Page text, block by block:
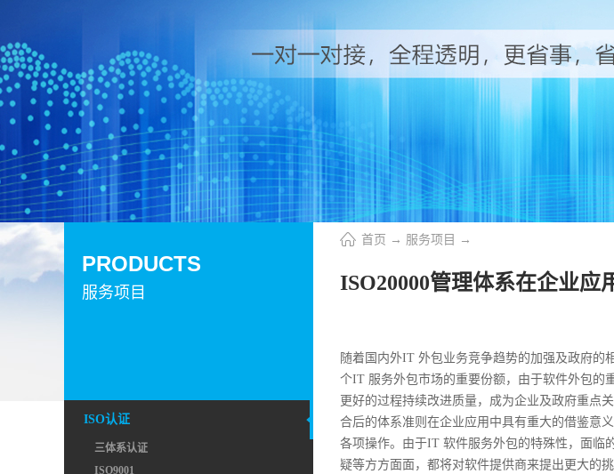
服务项目
PRODUCTS
ISO认证
三体系认证
ISO9001
首页 → 服务项目 →
ISO20000管理体系在企业应
随着国内外IT 外包业务竞争趋势的加强及政府
个IT 服务外包市场的重要份额，由于软件外包的
更好的过程持续改进质量，成为企业及政府重点
合后的体系准则在企业应用中具有重大的借鉴意
各项操作。由于IT 软件服务外包的特殊性，面临
疑等方方面面，都将对软件提供商来提出更大的